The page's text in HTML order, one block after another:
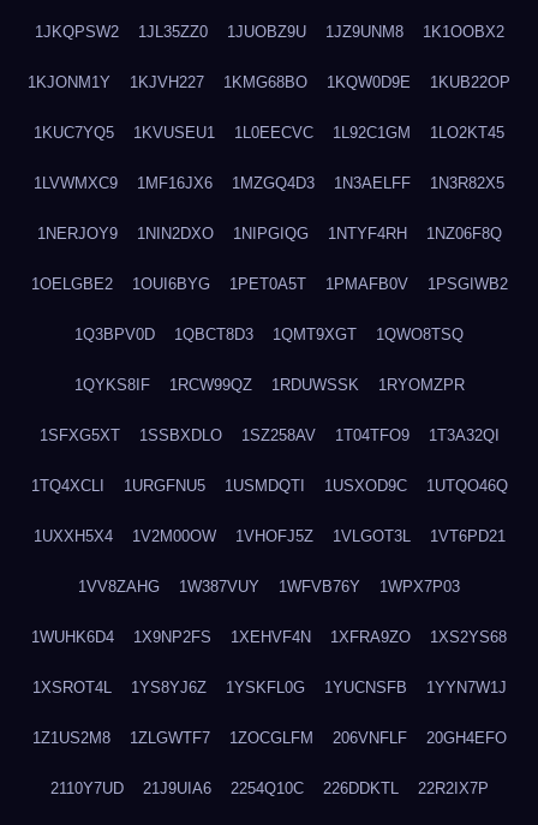
1JKQPSW2 1JL35ZZ0 1JUOBZ9U 1JZ9UNM8 1K1OOBX2
1KJONM1Y 1KJVH227 1KMG68BO 1KQW0D9E 1KUB22OP
1KUC7YQ5 1KVUSEU1 1L0EECVC 1L92C1GM 1LO2KT45
1LVWMXC9 1MF16JX6 1MZGQ4D3 1N3AELFF 1N3R82X5
1NERJOY9 1NIN2DXO 1NIPGIQG 1NTYF4RH 1NZ06F8Q
1OELGBE2 1OUI6BYG 1PET0A5T 1PMAFB0V 1PSGIWB2
1Q3BPV0D 1QBCT8D3 1QMT9XGT 1QWO8TSQ
1QYKS8IF 1RCW99QZ 1RDUWSSK 1RYOMZPR
1SFXG5XT 1SSBXDLO 1SZ258AV 1T04TFO9 1T3A32QI
1TQ4XCLI 1URGFNU5 1USMDQTI 1USXOD9C 1UTQO46Q
1UXXH5X4 1V2M00OW 1VHOFJ5Z 1VLGOT3L 1VT6PD21
1VV8ZAHG 1W387VUY 1WFVB76Y 1WPX7P03
1WUHK6D4 1X9NP2FS 1XEHVF4N 1XFRA9ZO 1XS2YS68
1XSROT4L 1YS8YJ6Z 1YSKFL0G 1YUCNSFB 1YYN7W1J
1Z1US2M8 1ZLGWTF7 1ZOCGLFM 206VNFLF 20GH4EFO
2110Y7UD 21J9UIA6 2254Q10C 226DDKTL 22R2IX7P